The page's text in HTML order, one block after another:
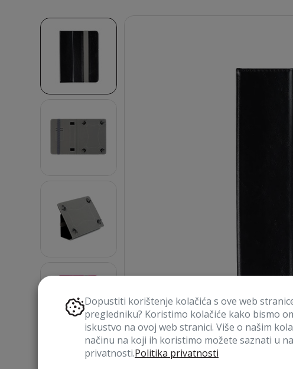
Dopustiti korištenje kolačića s ove web
pregledniku? Koristimo kolačiće kako bismo
iskustvo na ovoj web stranici. Više o našim
načinu na koji ih koristimo možete saznati u
privatnosti.Politika privatnosti